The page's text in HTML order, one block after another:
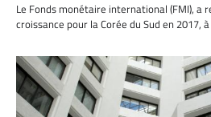
Le Fonds monétaire international (FMI), a
croissance pour la Corée du Sud en 2017,